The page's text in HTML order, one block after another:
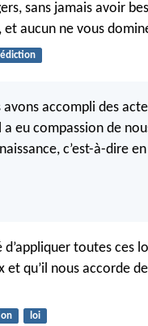
sans jamais avoir
aucun ne vous
avons accompli des
eu compassion de
c’est-à-dire
toutes ces
qu’il nous accorde
loi